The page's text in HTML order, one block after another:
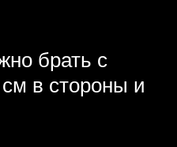
брать с
в стороны и